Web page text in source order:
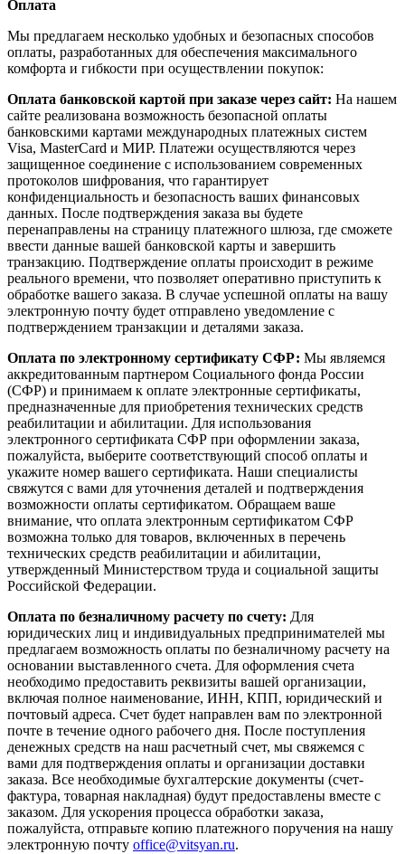
Оплата
Мы предлагаем несколько удобных и безопасных способов
оплаты, разработанных для обеспечения максимального
комфорта и гибкости при осуществлении покупок:
Оплата банковской картой при заказе через сайт: На нашем
сайте реализована возможность безопасной оплаты
банковскими картами международных платежных систем
Visa, MasterCard и МИР. Платежи осуществляются через
защищенное соединение с использованием современных
протоколов шифрования, что гарантирует
конфиденциальность и безопасность ваших финансовых
данных. После подтверждения заказа вы будете
перенаправлены на страницу платежного шлюза, где сможете
ввести данные вашей банковской карты и завершить
транзакцию. Подтверждение оплаты происходит в режиме
реального времени, что позволяет оперативно приступить к
обработке вашего заказа. В случае успешной оплаты на вашу
электронную почту будет отправлено уведомление с
подтверждением транзакции и деталями заказа.
Оплата по электронному сертификату СФР: Мы являемся
аккредитованным партнером Социального фонда России
(СФР) и принимаем к оплате электронные сертификаты,
предназначенные для приобретения технических средств
реабилитации и абилитации. Для использования
электронного сертификата СФР при оформлении заказа,
пожалуйста, выберите соответствующий способ оплаты и
укажите номер вашего сертификата. Наши специалисты
свяжутся с вами для уточнения деталей и подтверждения
возможности оплаты сертификатом. Обращаем ваше
внимание, что оплата электронным сертификатом СФР
возможна только для товаров, включенных в перечень
технических средств реабилитации и абилитации,
утвержденный Министерством труда и социальной защиты
Российской Федерации.
Оплата по безналичному расчету по счету: Для
юридических лиц и индивидуальных предпринимателей мы
предлагаем возможность оплаты по безналичному расчету на
основании выставленного счета. Для оформления счета
необходимо предоставить реквизиты вашей организации,
включая полное наименование, ИНН, КПП, юридический и
почтовый адреса. Счет будет направлен вам по электронной
почте в течение одного рабочего дня. После поступления
денежных средств на наш расчетный счет, мы свяжемся с
вами для подтверждения оплаты и организации доставки
заказа. Все необходимые бухгалтерские документы (счет-
фактура, товарная накладная) будут предоставлены вместе с
заказом. Для ускорения процесса обработки заказа,
пожалуйста, отправьте копию платежного поручения на нашу
электронную почту office@vitsyan.ru.